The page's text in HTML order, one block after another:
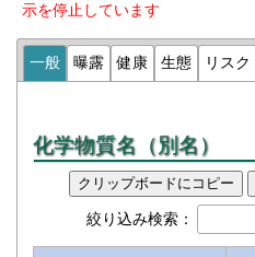
示を停止しています
一般 曝露 健康 生態 リスク
化学物質名（別名）
クリップボードにコピー
絞り込み検索：